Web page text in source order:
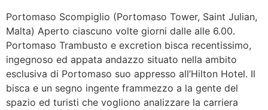
Portomaso Scompiglio (Portomaso Tower, Saint Julian,
Malta) Aperto ciascuno volte giorni dalle alle 6.00.
Portomaso Trambusto e excretion bisca recentissimo,
ingegnoso ed appata andazzo situato nella ambito
esclusiva di Portomaso suo appresso all’Hilton Hotel. Il
bisca e un segno ingente frammezzo a la gente del
spazio ed turisti che vogliono analizzare la carriera